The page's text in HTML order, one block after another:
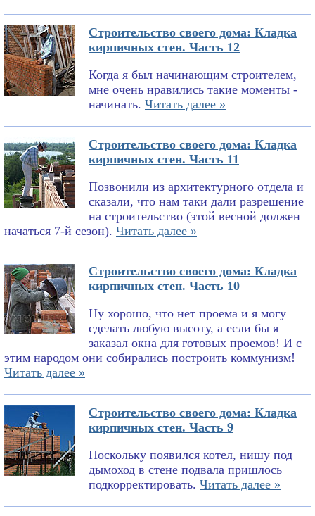
Строительство своего дома: Кладка
кирпичных стен. Часть 12
Когда я был начинающим строителем,
мне очень нравились такие моменты -
начинать. Читать далее »
Строительство своего дома: Кладка
кирпичных стен. Часть 11
Позвонили из архитектурного отдела и
сказали, что нам таки дали разрешение
на строительство (этой весной должен
начаться 7-й сезон). Читать далее »
Строительство своего дома: Кладка
кирпичных стен. Часть 10
Ну хорошо, что нет проема и я могу
сделать любую высоту, а если бы я
заказал окна для готовых проемов! И с
этим народом они собирались построить коммунизм!
Читать далее »
Строительство своего дома: Кладка
кирпичных стен. Часть 9
Поскольку появился котел, нишу под
дымоход в стене подвала пришлось
подкорректировать. Читать далее »